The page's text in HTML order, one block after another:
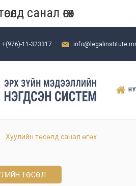
санал өгөх